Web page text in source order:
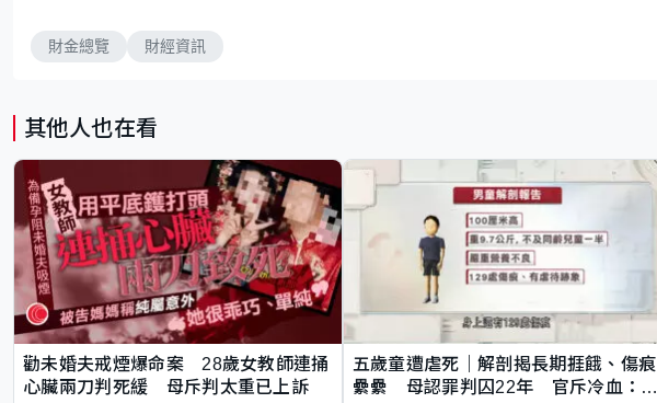
財金總覽 財經資訊
其他人也在看
勸未婚夫戒煙爆命案 28歲女教師連捅
心臟兩刀判死緩 母斥判太重已上訴
五歲童遭虐死｜解剖揭長期捱餓、傷痕
纍纍 母認罪判囚22年 官斥冷血：同